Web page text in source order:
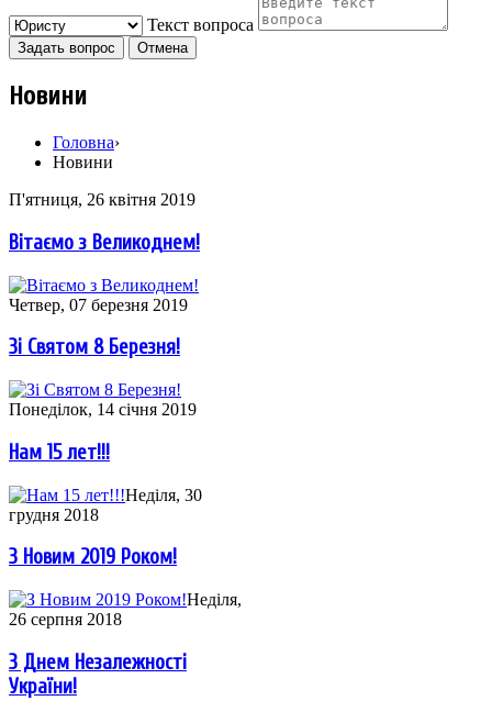
Текст вопроса
Задать вопрос Отмена
Новини
Головна›
Новини
П'ятниця, 26 квітня 2019
Вітаємо з Великоднем!
Четвер, 07 березня 2019
Зі Святом 8 Березня!
Понеділок, 14 січня 2019
Нам 15 лет!!!
Неділя, 30
грудня 2018
З Новим 2019 Роком!
Неділя,
26 серпня 2018
З Днем Незалежності
України!